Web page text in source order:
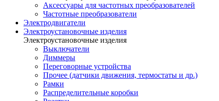
Аксессуары для частотных преобразователей
Частотные преобразователи
Электродвигатели
Электроустановочные изделия
Электроустановочные изделия
Выключатели
Диммеры
Переговорные устройства
Прочее (датчики движения, термостаты и др.)
Рамки
Распределительные коробки